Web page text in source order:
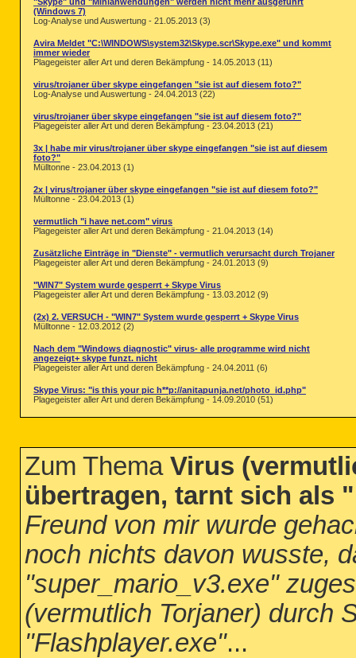
(Windows 7)
Log-Analyse und Auswertung - 21.05.2013 (3)
Avira Meldet "C:\WINDOWS\system32\Skype.scr\Skype.exe" und kommt
immer wieder
Plagegeister aller Art und deren Bekämpfung - 14.05.2013 (11)
virus/trojaner über skype eingefangen "sie ist auf diesem foto?"
Log-Analyse und Auswertung - 24.04.2013 (22)
virus/trojaner über skype eingefangen "sie ist auf diesem foto?"
Plagegeister aller Art und deren Bekämpfung - 23.04.2013 (21)
3x | habe mir virus/trojaner über skype eingefangen "sie ist auf diesem
foto?"
Mülltonne - 23.04.2013 (1)
2x | virus/trojaner über skype eingefangen "sie ist auf diesem foto?"
Mülltonne - 23.04.2013 (1)
vermutlich "i have net.com" virus
Plagegeister aller Art und deren Bekämpfung - 21.04.2013 (14)
Zusätzliche Einträge in "Dienste" - vermutlich verursacht durch Trojaner
Plagegeister aller Art und deren Bekämpfung - 24.01.2013 (9)
"WIN7" System wurde gesperrt + Skype Virus
Plagegeister aller Art und deren Bekämpfung - 13.03.2012 (9)
(2x) 2. VERSUCH - "WIN7" System wurde gesperrt + Skype Virus
Mülltonne - 12.03.2012 (2)
Nach dem "Windows diagnostic" virus- alle programme wird nicht
angezeigt+ skype funzt. nicht
Plagegeister aller Art und deren Bekämpfung - 24.04.2011 (6)
Skype Virus: "is this your pic h**p://anitapunja.net/photo_id.php"
Plagegeister aller Art und deren Bekämpfung - 14.09.2010 (51)
Zum Thema Virus
übertragen, tarnt sich als
Freund von mir wurde
noch nichts davon wusste,
"super_mario_v3.exe"
(vermutlich Torjaner) durch
"Flashplayer.exe"...